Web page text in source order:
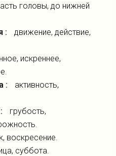
головы, до нижней
:
движение, действие,
искреннее,
:
активность,
грубость,
воскресение.
суббота.